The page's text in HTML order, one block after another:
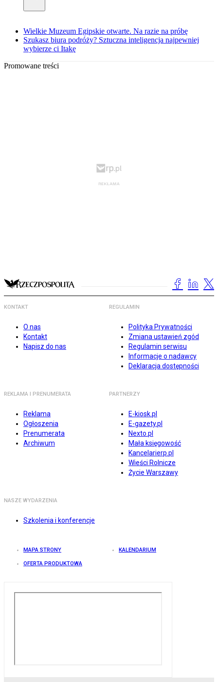
Wielkie Muzeum Egipskie otwarte. Na razie na próbę
Szukasz biura podróży? Sztuczna inteligencja najpewniej
wybierze ci Itakę
Promowane treści
KONTAKT
O nas
Kontakt
Napisz do nas
REGULAMIN
Polityka Prywatności
Zmiana ustawień zgód
Regulamin serwisu
Informacje o nadawcy
Deklaracja dostępności
REKLAMA I PRENUMERATA
Reklama
Ogłoszenia
Prenumerata
Archiwum
PARTNERZY
E-kiosk.pl
E-gazety.pl
Nexto.pl
Mała księgowość
Kancelarierp.pl
Wieści Rolnicze
Życie Warszawy
NASZE WYDARZENIA
Szkolenia i konferencje
MAPA STRONY KALENDARIUM
OFERTA PRODUKTOWA